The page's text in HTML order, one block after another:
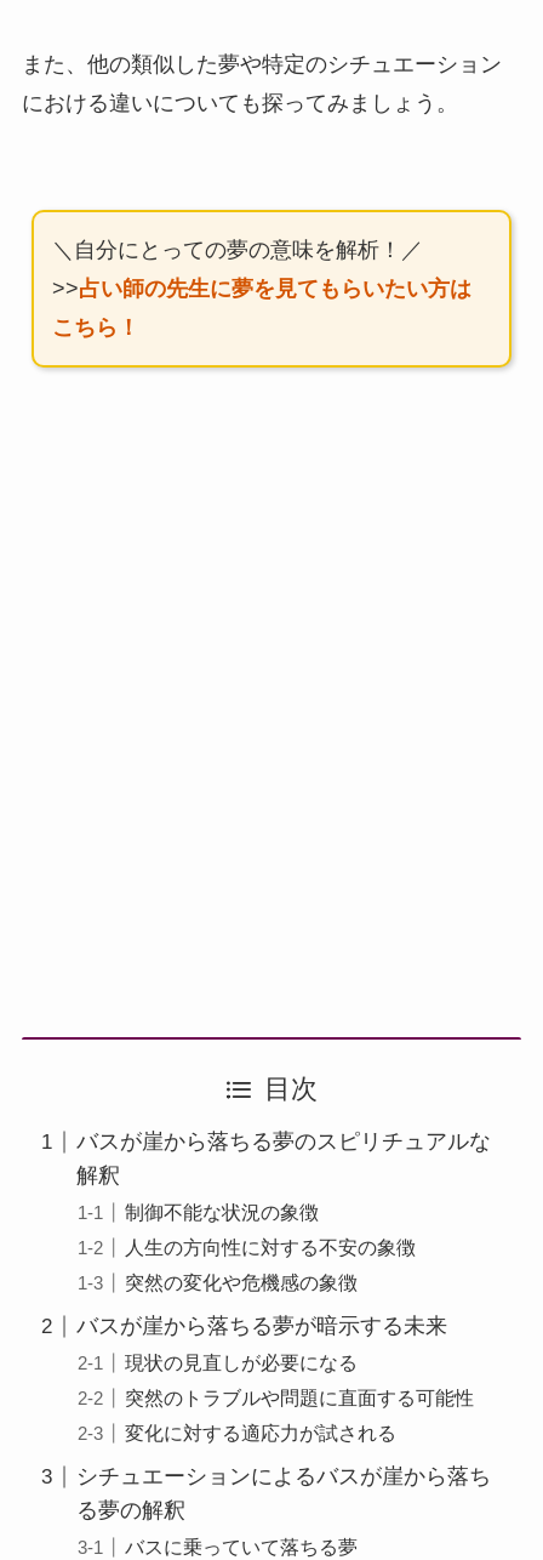
また、他の類似した夢や特定のシチュエーション
における違いについても探ってみましょう。
＼自分にとっての夢の意味を解析！／
>>占い師の先生に夢を見てもらいたい方は
こちら！
目次
バスが崖から落ちる夢のスピリチュアルな
解釈
制御不能な状況の象徴
人生の方向性に対する不安の象徴
突然の変化や危機感の象徴
バスが崖から落ちる夢が暗示する未来
現状の見直しが必要になる
突然のトラブルや問題に直面する可能性
変化に対する適応力が試される
シチュエーションによるバスが崖から落ち
る夢の解釈
バスに乗っていて落ちる夢